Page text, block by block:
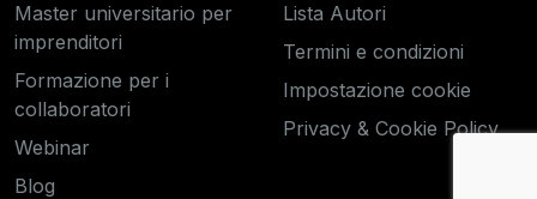
Master universitario per
imprenditori
Formazione per i
collaboratori
Webinar
Blog
Lista Autori
Termini e condizioni
Impostazione cookie
Privacy & Cookie Policy